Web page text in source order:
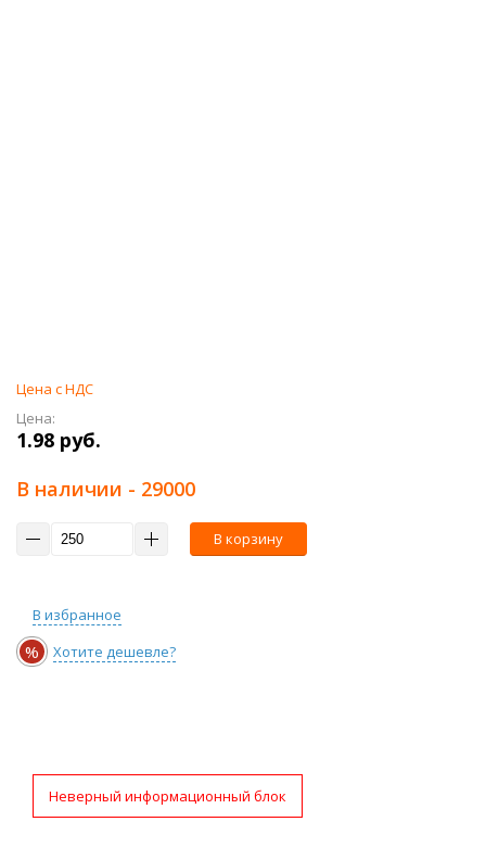
Цена с НДС
Цена:
1.98 руб.
В наличии - 29000
В корзину
В избранное
% Хотите дешевле?
Неверный информационный блок